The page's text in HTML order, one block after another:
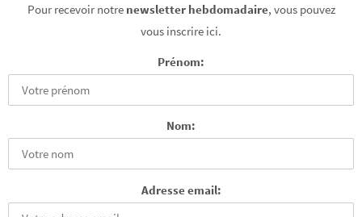
Pour recevoir notre newsletter hebdomadaire, vous pouvez
vous inscrire ici.
Prénom:
Nom:
Adresse email: